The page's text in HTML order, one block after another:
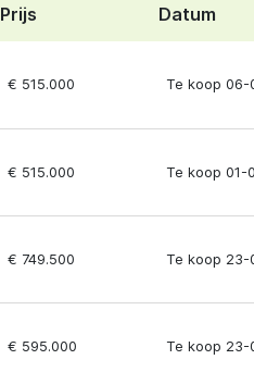
Prijs Datum
€ 515.000 Te koop 06-
€ 515.000 Te koop 01-
€ 749.500 Te koop 23-
€ 595.000 Te koop 23-